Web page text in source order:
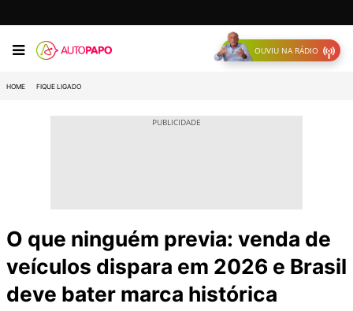
OUVIU NA RÁDIO
HOME FIQUE LIGADO
O que ninguém previa: venda de
veículos dispara em 2026 e Brasil
deve bater marca histórica